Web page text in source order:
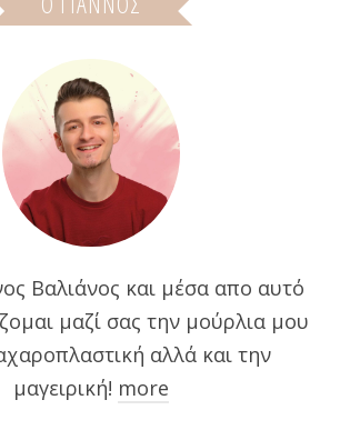
Βαλιάνος και μέσα απο αυτό
μαζί σας την μούρλια μου
αλλά και την
μαγειρική! more